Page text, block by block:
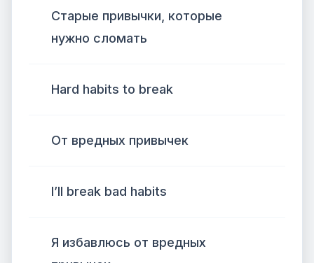
Старые привычки, которые
нужно сломать
Hard habits to break
От вредных привычек
I’ll break bad habits
Я избавлюсь от вредных